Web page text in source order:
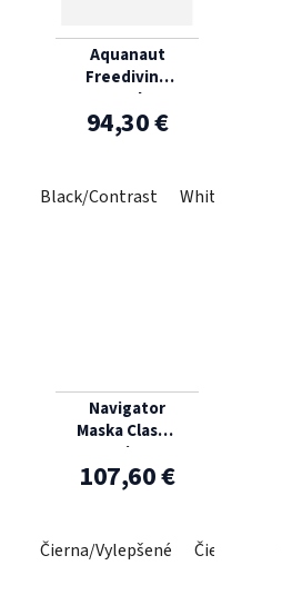
Aquanaut
Freediving
Mask
94,30 €
Black/Contrast White/Clarity
Navigator
Maska Classic
Fit
107,60 €
Čierna/Vylepšené Čierna/Číra